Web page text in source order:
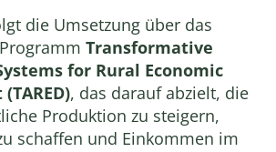
die Umsetzung über das
Transformative
for Rural Economic
, das darauf abzielt, die
Produktion zu steigern,
schaffen und Einkommen im